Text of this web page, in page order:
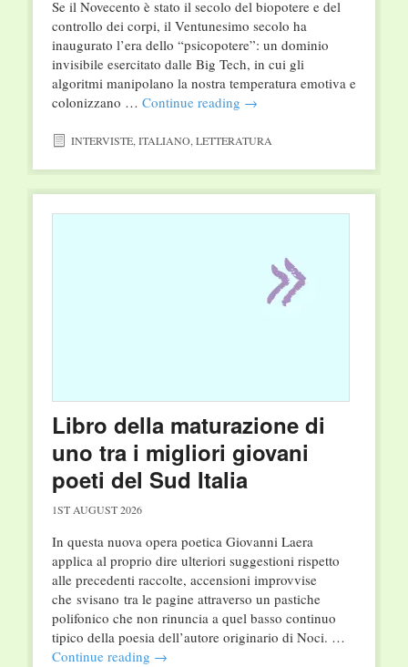
Se il Novecento è stato il secolo del biopotere e del
controllo dei corpi, il Ventunesimo secolo ha
inaugurato l’era dello “psicopotere”: un dominio
invisibile esercitato dalle Big Tech, in cui gli
algoritmi manipolano la nostra temperatura emotiva e
colonizzano … Continue reading →
INTERVISTE, ITALIANO, LETTERATURA
Libro della maturazione di
uno tra i migliori giovani
poeti del Sud Italia
1ST AUGUST 2026
In questa nuova opera poetica Giovanni Laera
applica al proprio dire ulteriori suggestioni rispetto
alle precedenti raccolte, accensioni improvvise
che svisano tra le pagine attraverso un pastiche
polifonico che non rinuncia a quel basso continuo
tipico della poesia dell’autore originario di Noci. …
Continue reading →